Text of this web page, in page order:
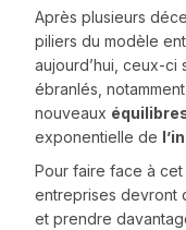
Après plusieurs
piliers du modèle
aujourd’hui, ceux-ci
ébranlés,
nouveaux
exponentielle de
Pour faire face à
entreprises devront
et prendre